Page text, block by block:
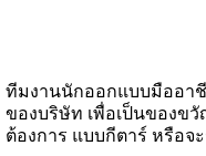
ทีมงานนักออกแบบมืออา
ของบริษัท เพื่อเป็นของข
ต้องการ แบบกีตาร์ หรือ